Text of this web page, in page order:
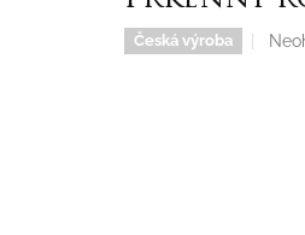
Česká výroba